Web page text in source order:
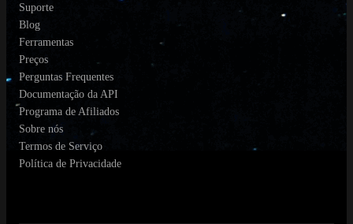
Suporte
Blog
Ferramentas
Preços
Perguntas Frequentes
Documentação da API
Programa de Afiliados
Sobre nós
Termos de Serviço
Política de Privacidade